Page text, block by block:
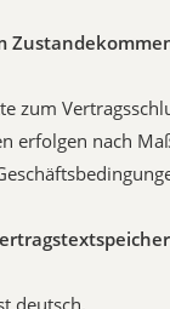
zum
erfolgen nach
deutsch.